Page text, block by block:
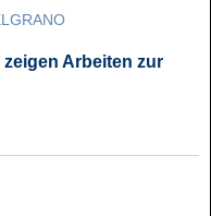
Arbeiten zur